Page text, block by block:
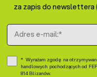
za zapis do newslettera
Adres e-mail
Wyrażam zgodę na
handlowych pochodzących od
814 Blizanów.